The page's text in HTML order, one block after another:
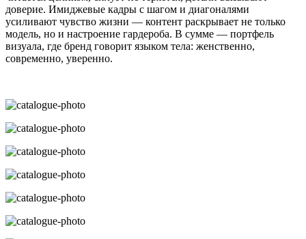
доверие. Имиджевые кадры с шагом и диагоналями
усиливают чувство жизни — контент раскрывает не только
модель, но и настроение гардероба. В сумме — портфель
визуала, где бренд говорит языком тела: женственно,
современно, уверенно.